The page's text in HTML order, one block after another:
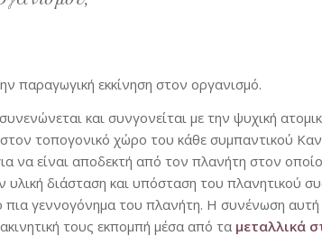
παραγωγική εκκίνηση στον οργανισμό.
και συνγονείται με την ψυχική
τοπογονικό χώρο του κάθε συμπαντικού
να είναι αποδεκτή από τον πλανήτη στον
υλική διάσταση και υπόσταση του πλανητικού
γεννογόνημα του πλανήτη. Η συνένωση αυτή
τους εκπομπή μέσα από τα μεταλλικά